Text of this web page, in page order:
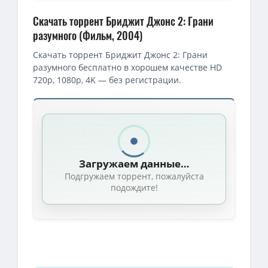
Скачать торрент Бриджит Джонс 2: Грани
разумного (Фильм, 2004)
Скачать торрент Бриджит Джонс 2: Грани
разумного бесплатно в хорошем качестве HD
720p, 1080p, 4K — без регистрации.
Скачать торрент — Бриджит Джонс 2: Грани разумного /
Бриджит Джонс: Грани разумного / Дневник Бриджит Джонс
Бриджит Джонс: Грани разумного / Bridget Jones: The Edge of
1080p — Бриджит Джонс: Грани разумного / Bridget Jones:
720p — Бриджит Джонс: Грани разумного / Bridget Jones: The
1080p — Бриджит Джонс: Грани разумного / Bridget Jones:
Загружаем данные…
Подгружаем торрент, пожалуйста
подождите!